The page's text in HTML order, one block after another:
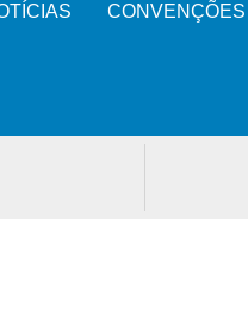
CONVENÇÕES